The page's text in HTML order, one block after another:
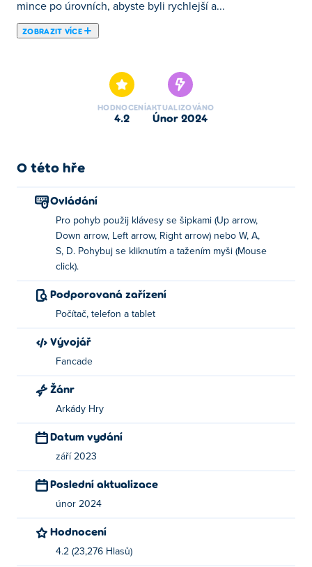
mince po úrovních, abyste byli rychlejší a...
ZOBRAZIT VÍCE
se, že jste na správném místě, jinak je konec hry. Sbírejte
mince po úrovních, abyste byli rychlejší a získali vyšší
skóre! Jak daleko se můžete dostat, aniž byste byli
Jak hrát Wall Of Doom?
WASD nebo kliknutím a tažením myší!
Kdo vytvořil Wall of Doom?
Wall of Doom vytvořil Fancade. Zahrajte si jejich další hry
Kinga Gobble!
Wall of Doom můžete hrát zdarma na Poki.
Mohu hrát Wall of Doom na mobilních
zařízeních a stolních počítačích?
Wall of Doom lze hrát na počítači a mobilních zařízeních,
jako jsou telefony a tablety.
HODNOCENÍ
4.2
AKTUALIZOVÁNO
únor 2024
O této hře
Ovládání
Pro pohyb použij klávesy se šipkami (Up arrow,
Down arrow, Left arrow, Right arrow) nebo W, A,
S, D. Pohybuj se kliknutím a tažením myši (Mouse
click).
Podporovaná zařízení
Počítač, telefon a tablet
Vývojář
Fancade
Žánr
Arkády Hry
Datum vydání
září 2023
Poslední aktualizace
únor 2024
Hodnocení
4.2 (23,276 Hlasů)